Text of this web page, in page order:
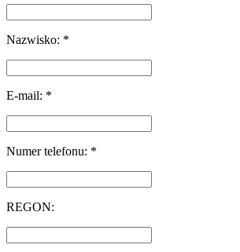
Nazwisko: *
E-mail: *
Numer telefonu: *
REGON: